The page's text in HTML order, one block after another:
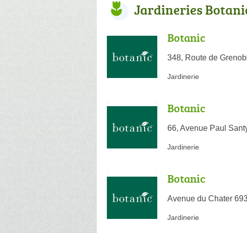
Jardineries
Botanic
348, Route de
Jardinerie
Botanic
66, Avenue Paul
Jardinerie
Botanic
Avenue du Chater
Jardinerie